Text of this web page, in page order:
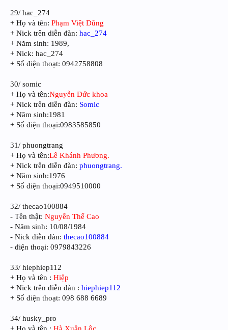
29/ hac_274
+ Họ và tên: Phạm Việt Dũng
+ Nick trên diễn đàn: hac_274
+ Năm sinh: 1989,
+ Nick: hac_274
+ Số điện thoạt: 0942758808
30/ somic
+ Họ và tên:Nguyễn Đức khoa
+ Nick trên diễn đàn: Somic
+ Năm sinh:1981
+ Số điện thoại:0983585850
31/ phuongtrang
+ Họ và tên:Lê Khánh Phương.
+ Nick trên diễn đàn: phuongtrang.
+ Năm sinh:1976
+ Số điện thoại:0949510000
32/ thecao100884
- Tên thật: Nguyễn Thế Cao
- Năm sinh: 10/08/1984
- Nick diễn đàn: thecao100884
- điện thoại: 0979843226
33/ hiephiep112
+ Họ và tên : Hiệp
+ Nick trên diễn đàn : hiephiep112
+ Số điện thoạt: 098 688 6689
34/ husky_pro